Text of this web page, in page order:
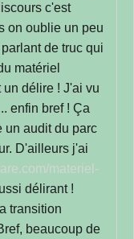
c'est
on oublie un peu
de truc qui
matériel
délire ! J'ai vu
enfin bref ! Ça
un audit du parc
D'ailleurs j'ai
materiel-
délirant !
transition
beaucoup de